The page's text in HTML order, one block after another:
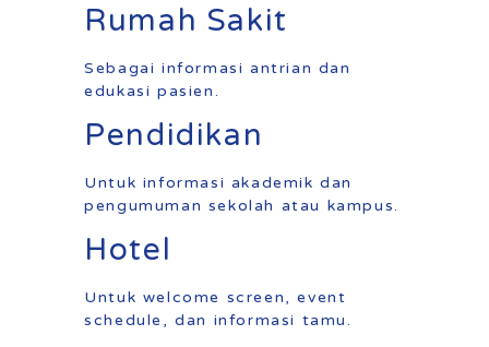
Rumah Sakit
Sebagai informasi antrian dan
edukasi pasien.
Pendidikan
Untuk informasi akademik dan
pengumuman sekolah atau kampus.
Hotel
Untuk welcome screen, event
schedule, dan informasi tamu.